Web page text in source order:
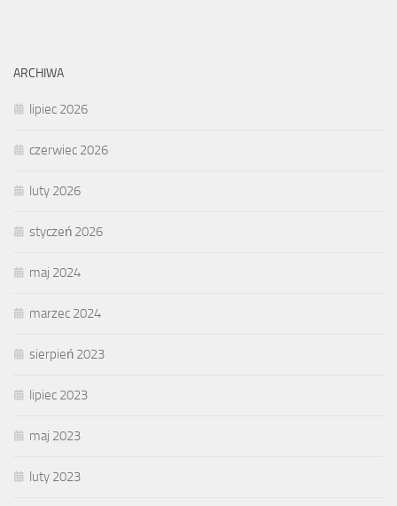
ARCHIWA
lipiec 2026
czerwiec 2026
luty 2026
styczeń 2026
maj 2024
marzec 2024
sierpień 2023
lipiec 2023
maj 2023
luty 2023